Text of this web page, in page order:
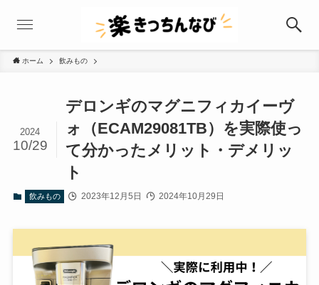
ホーム 飲みもの
デロンギのマグニフィカイーヴ
ォ（ECAM29081TB）を実際使っ
て分かったメリット・デメリッ
ト
2024
10/29
飲みもの 2023年12月5日 2024年10月29日